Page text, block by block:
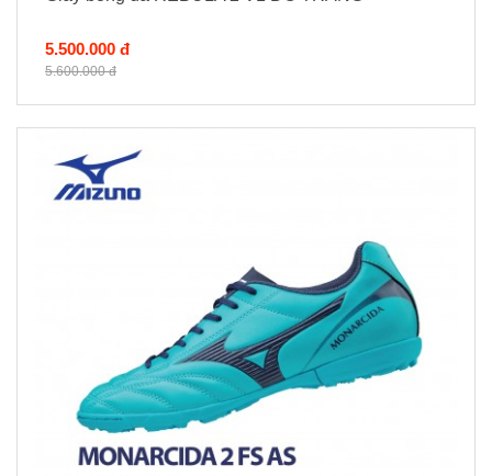
5.500.000 đ
5.600.000 đ